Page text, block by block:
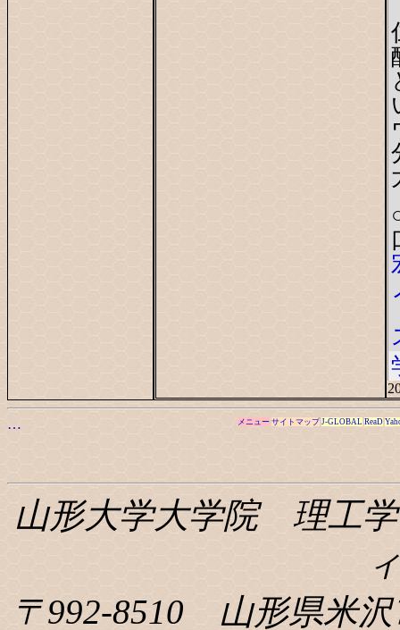
… メニュー サイトマップ J-GLOBAL ReaD
山形大学大学院 理工
〒992-8510 山形県米沢